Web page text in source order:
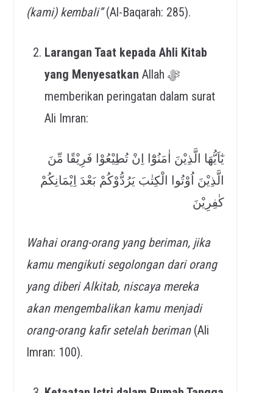
(kami) kembali”(Al-Baqarah: 285).
Larangan Taat kepada Ahli Kitab
yang Menyesatkan Allah ﷻ
memberikan peringatan dalam surat
Ali Imran:
يٰٓاَيُّهَا الَّذِيْنَ اٰمَنُوْٓا اِنْ تُطِيْعُوْا فَرِيْقًا مِّنَ
الَّذِيْنَ اُوْتُوا الْكِتٰبَ يَرُدُّوْكُمْ بَعْدَ اِيْمَانِكُمْ
كٰفِرِيْنَ
Wahai orang-orang yang beriman, jika
kamu mengikuti segolongan dari orang
yang diberi Alkitab, niscaya mereka
akan mengembalikan kamu menjadi
orang-orang kafir setelah beriman(Ali
Imran: 100).